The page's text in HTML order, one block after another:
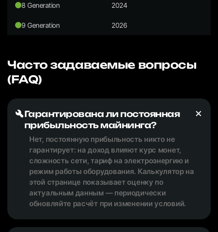
8 Generation 2024
9 Generation 2026
Часто задаваемые вопросы
(FAQ)
Гарантирована ли постоянная
прибыльность майнинга?
Нет, постоянную прибыльность никто не
гарантирует: на доход влияют курс монет,
сложность сети, тариф на электроэнергию и
режим работы оборудования. Калькулятор на
этой странице показывает оценку по
актуальным данным — периодически
обновляйте расчёт при изменении условий.